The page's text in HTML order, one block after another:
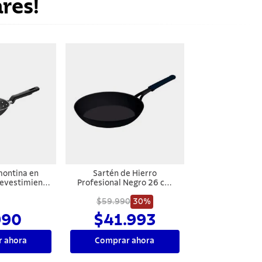
en
20 cm
ahora
Sartén de Hierro
Profesional Negro 26 cm
$59.990 30%
$41.993
Comprar ahora